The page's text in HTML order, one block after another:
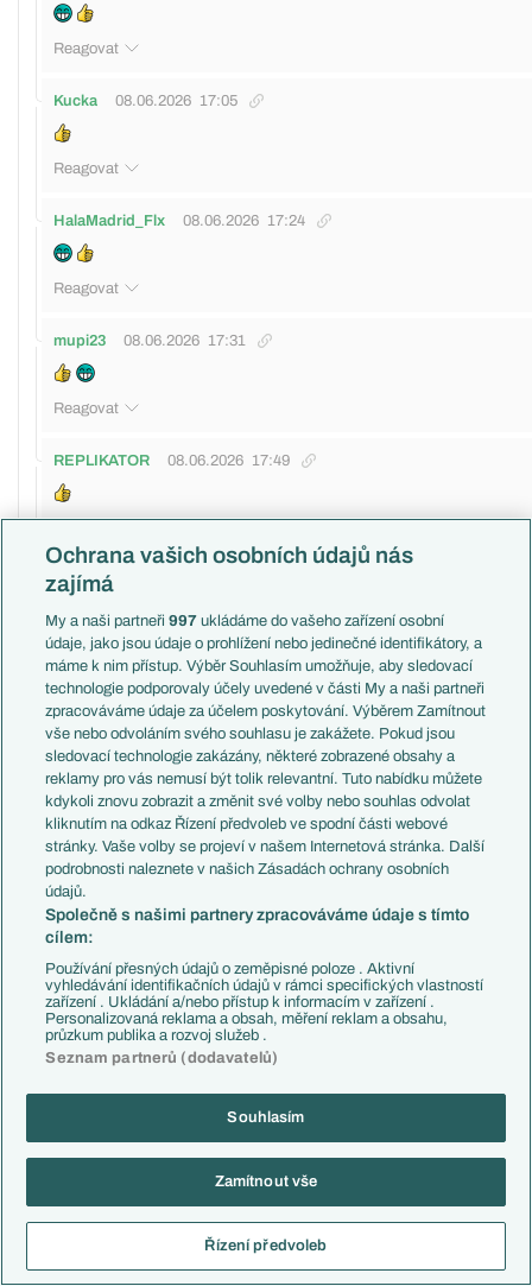
Reagovat
Kucka 08.06.2026 17:05
Reagovat
HalaMadrid_Flx 08.06.2026 17:24
Reagovat
mupi23 08.06.2026 17:31
Reagovat
REPLIKATOR 08.06.2026 17:49
Freedo
Reagovat
waynemarkrooney 08.06.2026
Reagovat
Salfovic 08.06.2026 21:56
Jednou napíše něco, s čím se dá souhlasit, a ty na něj takhle.
Reagovat
icka
Reagovat
DonAndres 09.06.2026 07:09
11:11
Co už, dneska stačí fakt málo. Vyfoukané vlásky, mediální
tlačenka a je vystaráno.
Ochrana vašich osobních údajů nás
zajímá
My a naši partneři997 ukládáme do vašeho zařízení osobní
údaje, jako jsou údaje o prohlížení nebo jedinečné identifikátory, a
máme k nim přístup. Výběr Souhlasím umožňuje, aby sledovací
technologie podporovaly účely uvedené v části My a naši partneři
zpracováváme údaje za účelem poskytování. Výběrem Zamítnout
vše nebo odvoláním svého souhlasu je zakážete. Pokud jsou
sledovací technologie zakázány, některé zobrazené obsahy a
reklamy pro vás nemusí být tolik relevantní. Tuto nabídku můžete
kdykoli znovu zobrazit a změnit své volby nebo souhlas odvolat
kliknutím na odkaz Řízení předvoleb ve spodní části webové
stránky. Vaše volby se projeví v našem Internetová stránka. Další
podrobnosti naleznete v našich Zásadách ochrany osobních
údajů.
Společně s našimi partnery zpracováváme údaje s tímto
cílem:
Používání přesných údajů o zeměpisné poloze . Aktivní
vyhledávání identifikačních údajů v rámci specifických vlastností
zařízení . Ukládání a/nebo přístup k informacím v zařízení .
Personalizovaná reklama a obsah, měření reklam a obsahu,
průzkum publika a rozvoj služeb .
Seznam partnerů (dodavatelů)
Souhlasím
Zamítnout vše
Řízení předvoleb